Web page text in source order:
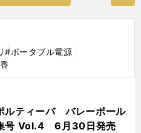
#ポータブル電源
ルティーバ バレーボール
号 Vol.4 6月30日発売